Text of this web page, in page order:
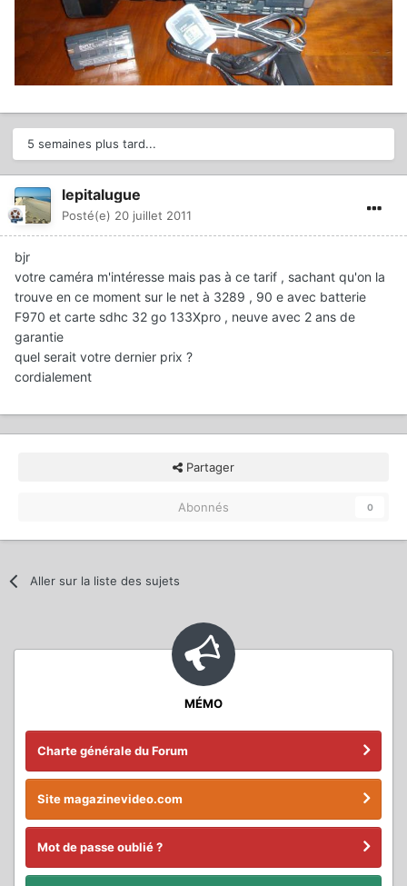
5 semaines plus tard...
lepitalugue
Posté(e) 20 juillet 2011
bjr
votre caméra m'intéresse mais pas à ce tarif , sachant qu'on la
trouve en ce moment sur le net à 3289 , 90 e avec batterie
F970 et carte sdhc 32 go 133Xpro , neuve avec 2 ans de
garantie
quel serait votre dernier prix ?
cordialement
Partager
Abonnés 0
Aller sur la liste des sujets
MÉMO
Charte générale du Forum
Site magazinevideo.com
Mot de passe oublié ?